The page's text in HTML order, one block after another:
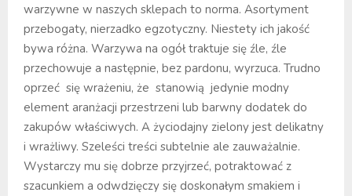
warzywne w naszych sklepach to norma. Asortyment
przebogaty, nierzadko egzotyczny. Niestety ich jakość
bywa różna. Warzywa na ogół traktuje się źle, źle
przechowuje a następnie, bez pardonu, wyrzuca. Trudno
oprzeć się wrażeniu, że stanowią jedynie modny
element aranżacji przestrzeni lub barwny dodatek do
zakupów właściwych. A życiodajny zielony jest delikatny
i wrażliwy. Szeleści treści subtelnie ale zauważalnie.
Wystarczy mu się dobrze przyjrzeć, potraktować z
szacunkiem a odwdzięczy się doskonałym smakiem i